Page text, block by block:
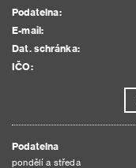
Podatelna:
E-mail:
Dat. schránka:
IČO:
Podatelna
pondělí a středa